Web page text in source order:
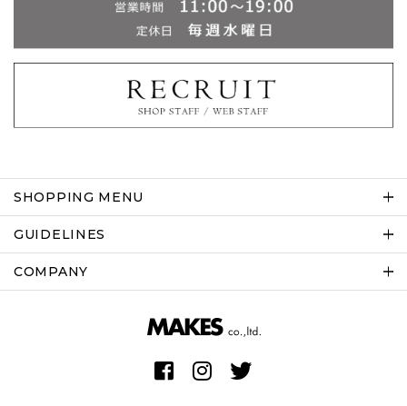
SHOPPING MENU
GUIDELINES
COMPANY